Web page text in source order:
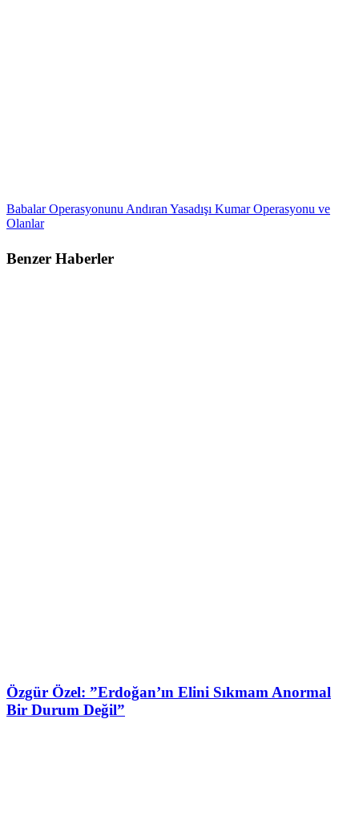
Babalar Operasyonunu Andıran Yasadışı Kumar Operasyonu ve
Olanlar
Benzer Haberler
Özgür Özel: ”Erdoğan’ın Elini Sıkmam Anormal
Bir Durum Değil”